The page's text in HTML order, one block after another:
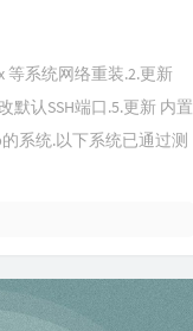
等系统网络重装.2.更新
默认SSH端口.5.更新 内置
系统.以下系统已通过测